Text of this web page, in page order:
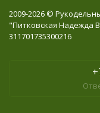
2009-2026 ©
"Питковская Надежда
311701735300216